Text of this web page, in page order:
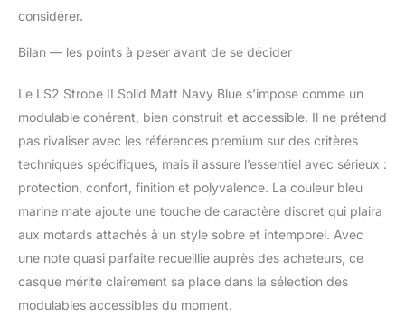
considérer.
Bilan — les points à peser avant de se décider
Le LS2 Strobe II Solid Matt Navy Blue s’impose comme un
modulable cohérent, bien construit et accessible. Il ne prétend
pas rivaliser avec les références premium sur des critères
techniques spécifiques, mais il assure l’essentiel avec sérieux :
protection, confort, finition et polyvalence. La couleur bleu
marine mate ajoute une touche de caractère discret qui plaira
aux motards attachés à un style sobre et intemporel. Avec
une note quasi parfaite recueillie auprès des acheteurs, ce
casque mérite clairement sa place dans la sélection des
modulables accessibles du moment.